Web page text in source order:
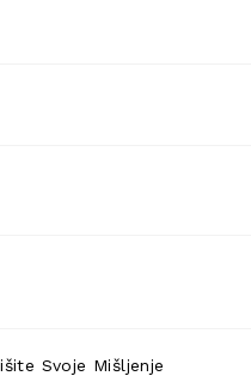
Svoje Mišljenje